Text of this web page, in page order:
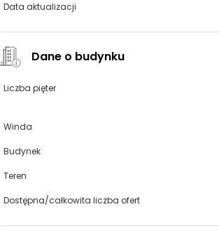
Data aktualizacji
Dane o budynku
Liczba pięter
Winda
Budynek
Teren
Dostępna/całkowita liczba ofert